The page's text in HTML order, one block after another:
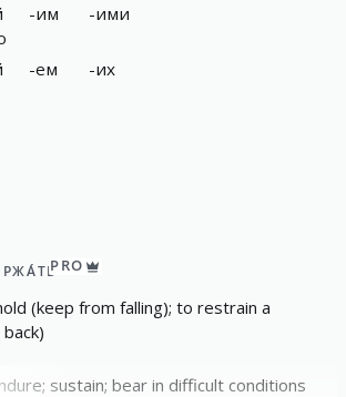
-им -ими
-ем -их
PRO
(keep from falling); to restrain a
sustain; bear in difficult conditions